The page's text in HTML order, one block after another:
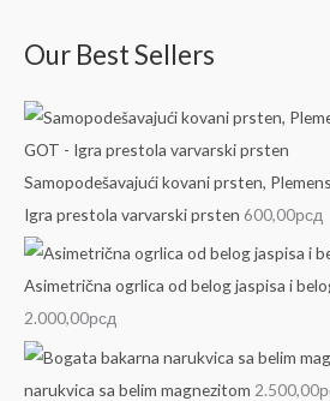
r
h
f
o
r
Our Best Sellers
Samopodešavajući kovani prsten,
Igra prestola varvarski prsten 600,00рсд
Asimetrična ogrlica od belog jaspisa i
2.000,00рсд
narukvica sa belim magnezitom 2.500,00